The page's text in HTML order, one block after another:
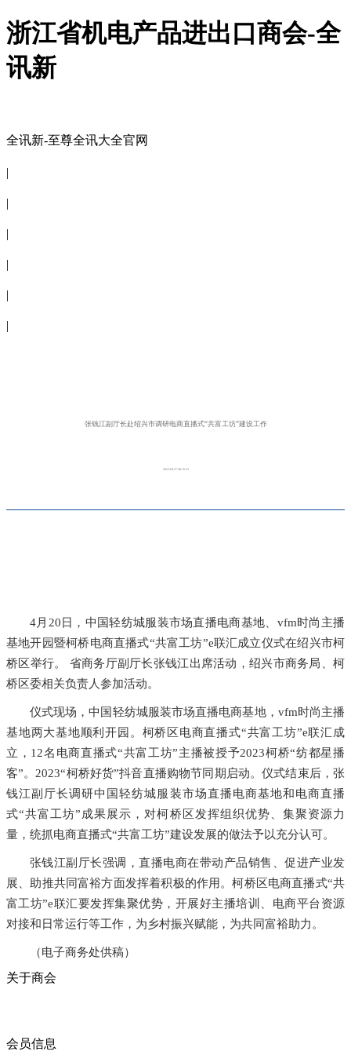
浙江省机电产品进出口商会-全
讯新
全讯新-至尊全讯大全官网
|
|
|
|
|
|
张钱江副厅长赴绍兴市调研电商直播式“共富工坊”建设工作
2023-04-27 08:16:23
4月20日，中国轻纺城服装市场直播电商基地、vfm时尚主播
基地开园暨柯桥电商直播式“共富工坊”e联汇成立仪式在绍兴市柯
桥区举行。 省商务厅副厅长张钱江出席活动，绍兴市商务局、柯
桥区委相关负责人参加活动。
仪式现场，中国轻纺城服装市场直播电商基地，vfm时尚主播
基地两大基地顺利开园。柯桥区电商直播式“共富工坊”e联汇成
立，12名电商直播式“共富工坊”主播被授予2023柯桥“纺都星播
客”。2023“柯桥好货”抖音直播购物节同期启动。仪式结束后，张
钱江副厅长调研中国轻纺城服装市场直播电商基地和电商直播
式“共富工坊”成果展示，对柯桥区发挥组织优势、集聚资源力
量，统抓电商直播式“共富工坊”建设发展的做法予以充分认可。
张钱江副厅长强调，直播电商在带动产品销售、促进产业发
展、助推共同富裕方面发挥着积极的作用。柯桥区电商直播式“共
富工坊”e联汇要发挥集聚优势，开展好主播培训、电商平台资源
对接和日常运行等工作，为乡村振兴赋能，为共同富裕助力。
（电子商务处供稿）
关于商会
会员信息